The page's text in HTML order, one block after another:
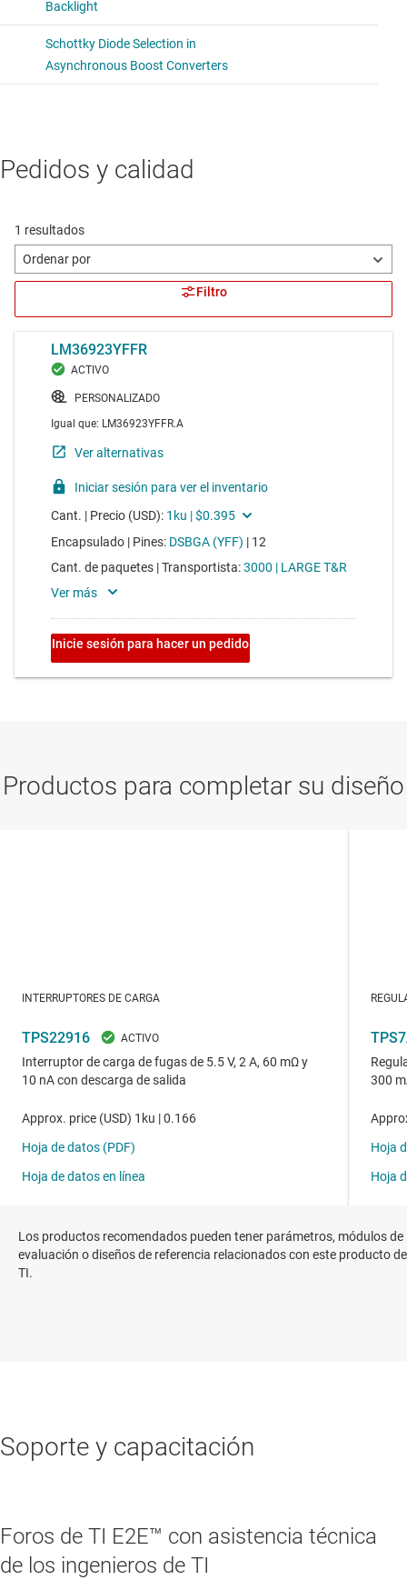
Pedidos y calidad
Los productos recomendados pueden tener parámetros, módulos de
evaluación o diseños de referencia relacionados con este producto de
TI.
Soporte y capacitación
Foros de TI E2E™ con asistencia técnica
de los ingenieros de TI